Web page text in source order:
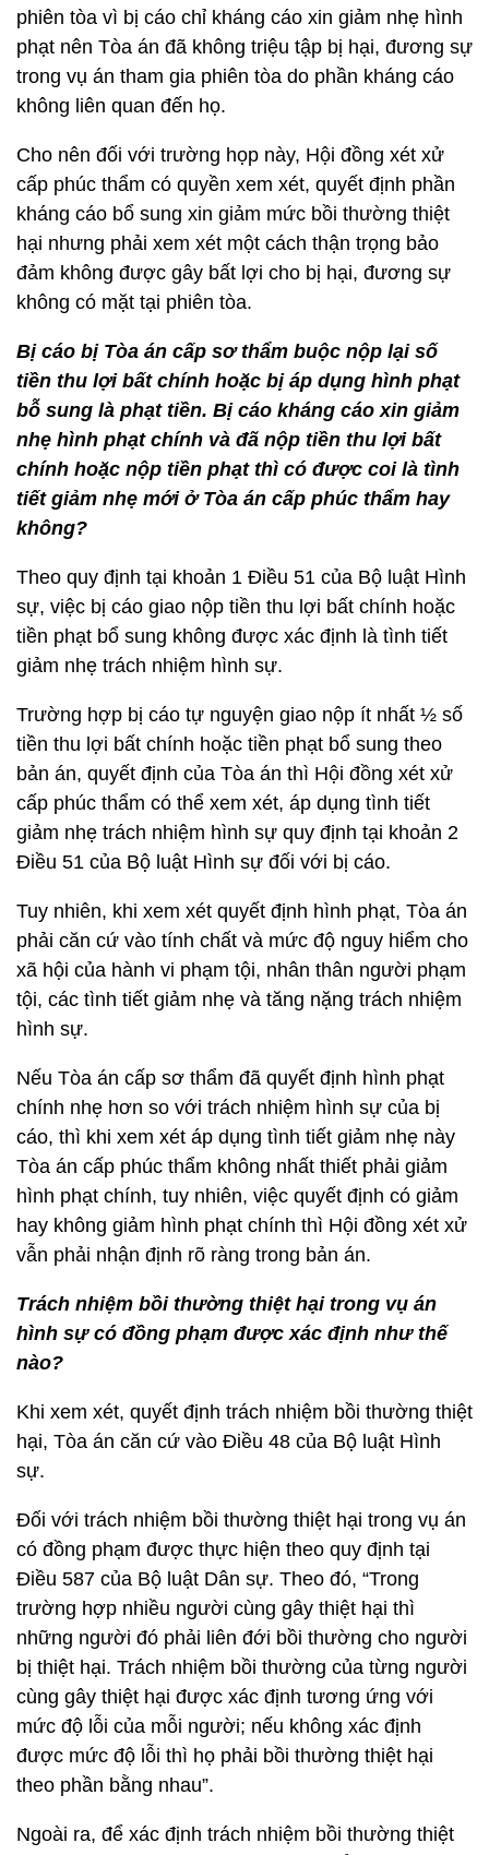
phiên tòa vì bị cáo chỉ kháng cáo xin giảm nhẹ hình
phạt nên Tòa án đã không triệu tập bị hại, đương sự
trong vụ án tham gia phiên tòa do phần kháng cáo
không liên quan đến họ.
Cho nên đối với trường họp này, Hội đồng xét xử
cấp phúc thẩm có quyền xem xét, quyết định phần
kháng cáo bổ sung xin giảm mức bồi thường thiệt
hại nhưng phải xem xét một cách thận trọng bảo
đảm không được gây bất lợi cho bị hại, đương sự
không có mặt tại phiên tòa.
Bị cáo bị Tòa án cấp sơ thẩm buộc nộp lại số
tiền thu lợi bất chính hoặc bị áp dụng hình phạt
bỗ sung là phạt tiền. Bị cáo kháng cáo xin giảm
nhẹ hình phạt chính và đã nộp tiền thu lợi bất
chính hoặc nộp tiền phạt thì có được coi là tình
tiết giảm nhẹ mới ở Tòa án cấp phúc thẩm hay
không?
Theo quy định tại khoản 1 Điều 51 của Bộ luật Hình
sự, việc bị cáo giao nộp tiền thu lợi bất chính hoặc
tiền phạt bổ sung không được xác định là tình tiết
giảm nhẹ trách nhiệm hình sự.
Trường hợp bị cáo tự nguyện giao nộp ít nhất ½ số
tiền thu lợi bất chính hoặc tiền phạt bổ sung theo
bản án, quyết định của Tòa án thì Hội đồng xét xử
cấp phúc thẩm có thể xem xét, áp dụng tình tiết
giảm nhẹ trách nhiệm hình sự quy định tại khoản 2
Điều 51 của Bộ luật Hình sự đối với bị cáo.
Tuy nhiên, khi xem xét quyết định hình phạt, Tòa án
phải căn cứ vào tính chất và mức độ nguy hiểm cho
xã hội của hành vi phạm tội, nhân thân người phạm
tội, các tình tiết giảm nhẹ và tăng nặng trách nhiệm
hình sự.
Nếu Tòa án cấp sơ thẩm đã quyết định hình phạt
chính nhẹ hơn so với trách nhiệm hình sự của bị
cáo, thì khi xem xét áp dụng tình tiết giảm nhẹ này
Tòa án cấp phúc thẩm không nhất thiết phải giảm
hình phạt chính, tuy nhiên, việc quyết định có giảm
hay không giảm hình phạt chính thì Hội đồng xét xử
vẫn phải nhận định rõ ràng trong bản án.
Trách nhiệm bồi thường thiệt hại trong vụ án
hình sự có đồng phạm được xác định như thế
nào?
Khi xem xét, quyết định trách nhiệm bồi thường thiệt
hại, Tòa án căn cứ vào Điều 48 của Bộ luật Hình
sự.
Đối với trách nhiệm bồi thường thiệt hại trong vụ án
có đồng phạm được thực hiện theo quy định tại
Điều 587 của Bộ luật Dân sự. Theo đó, “Trong
trường hợp nhiều người cùng gây thiệt hại thì
những người đó phải liên đới bồi thường cho người
bị thiệt hại. Trách nhiệm bồi thường của từng người
cùng gây thiệt hại được xác định tương ứng với
mức độ lỗi của mỗi người; nếu không xác định
được mức độ lỗi thì họ phải bồi thường thiệt hại
theo phần bằng nhau”.
Ngoài ra, để xác định trách nhiệm bồi thường thiệt